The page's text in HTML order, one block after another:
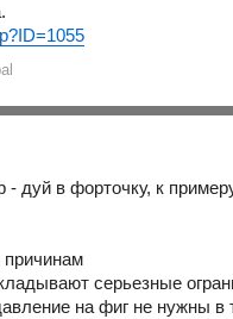
дуй в форточку, к
причинам
серьезные
на фиг не нужны